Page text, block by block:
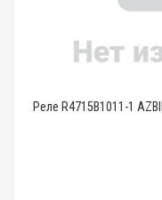
Реле R4715B1011-1